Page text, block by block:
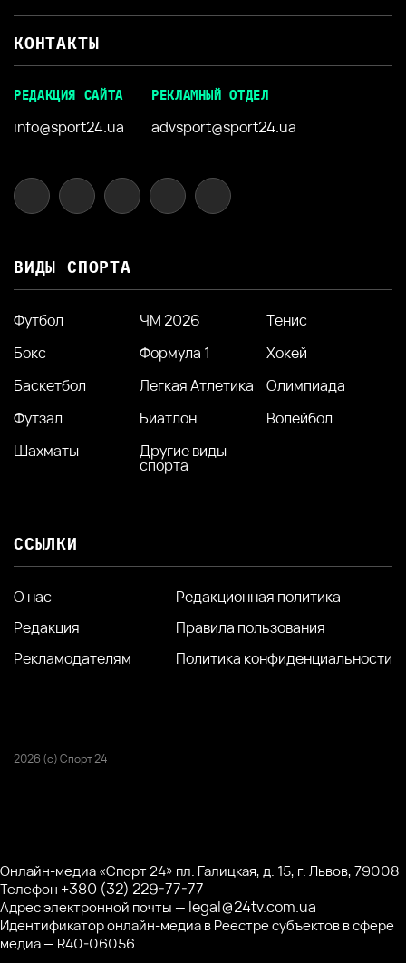
КОНТАКТЫ
РЕДАКЦИЯ САЙТА
info@sport24.ua
РЕКЛАМНЫЙ ОТДЕЛ
advsport@sport24.ua
ВИДЫ СПОРТА
Футбол ЧМ 2026
Тенис
Бокс
Формула 1
Хокей
Баскетбол
Легкая Атлетика
Олимпиада
Футзал
Биатлон
Волейбол
Шахматы
Другие виды
спорта
ССЫЛКИ
О нас
Редакция
Рекламодателям
Редакционная политика
Правила пользования
Политика конфиденциальности
2026 (с) Спорт 24
Онлайн-медиа «Спорт 24» пл. Галицкая, д. 15, г. Львов, 79008
Телефон +380 (32) 229-77-77
Адрес электронной почты — legal@24tv.com.ua
Идентификатор онлайн-медиа в Реестре субъектов в сфере
медиа — R40-06056